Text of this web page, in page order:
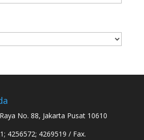
No. 88, Jakarta Pusat 10610
4256572; 4269519 / Fax.